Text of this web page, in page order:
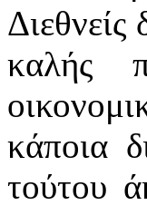
Διεθνείς
καλής
κάποια
τούτου